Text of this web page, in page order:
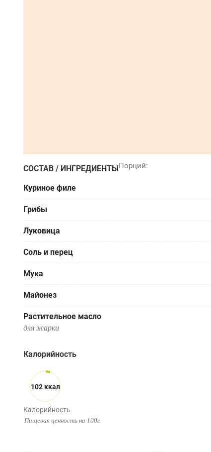
СОСТАВ / ИНГРЕДИЕНТЫ
Куриное филе
Грибы
Луковица
Соль и перец
Мука
Майонез
Растительное масло
для жарки
Калорийность
102 ккал
Калорийность
Пищевая ценность на 100г.